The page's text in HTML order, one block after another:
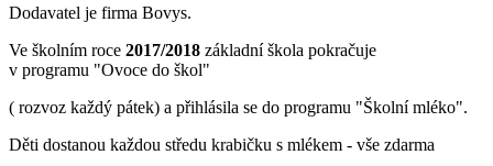
Dodavatel je firma Bovys.
Ve školním roce 2017/2018 základní škola pokračuje
v programu "Ovoce do škol"
( rozvoz každý pátek) a přihlásila se do programu "Školní mléko".
Děti dostanou každou středu krabičku s mlékem - vše zdarma